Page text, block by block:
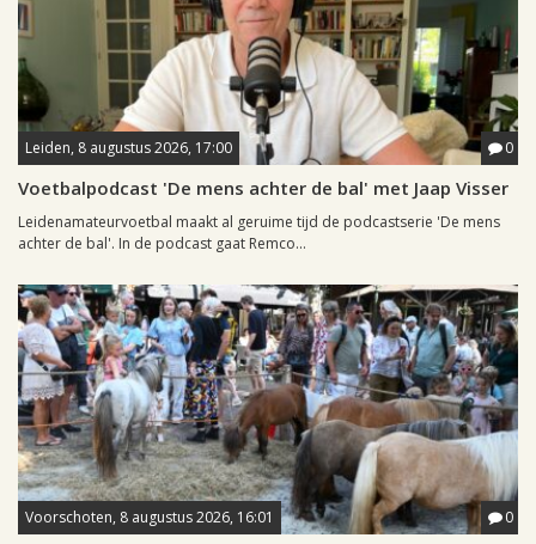
Leiden, 8 augustus 2026, 17:00 0
Voetbalpodcast 'De mens achter de bal' met Jaap Visser
Leidenamateurvoetbal maakt al geruime tijd de podcastserie 'De mens
achter de bal'. In de podcast gaat Remco...
Voorschoten, 8 augustus 2026, 16:01 0